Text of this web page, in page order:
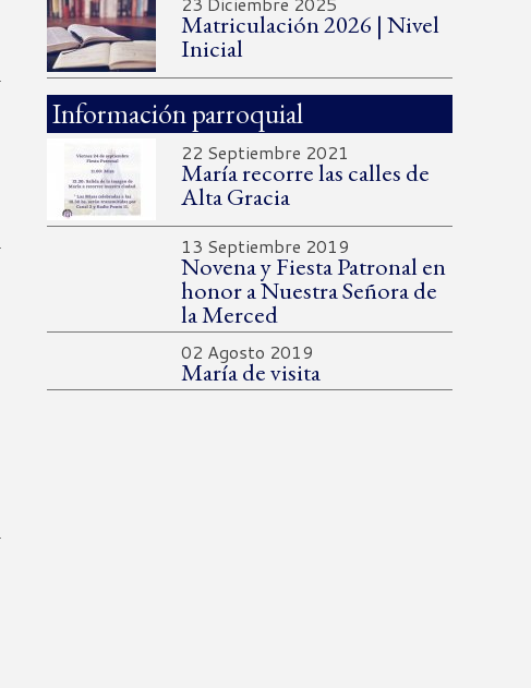
Matriculación 2026 | Nivel
Inicial
Información parroquial
María recorre las calles de
Alta Gracia
22 Septiembre 2021
Novena y Fiesta Patronal en
honor a Nuestra Señora de
la Merced
13 Septiembre 2019
María de visita
02 Agosto 2019